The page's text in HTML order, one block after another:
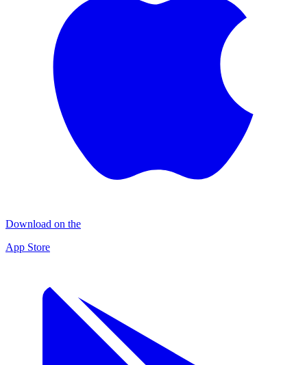
Download on the
App Store